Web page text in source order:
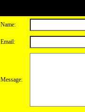
Name:
Email:
Message: